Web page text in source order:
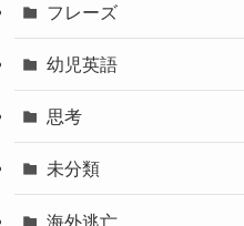
フレーズ
幼児英語
思考
未分類
海外逃亡